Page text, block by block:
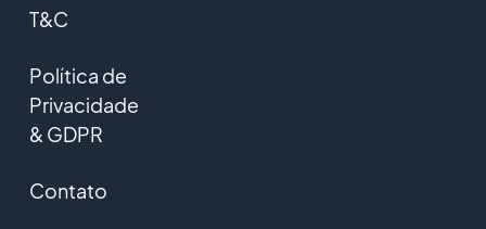
T&C
Política de
Privacidade
& GDPR
Contato